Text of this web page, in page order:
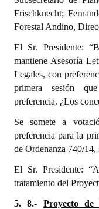
Frischknecht;
Forestal Andino,
El Sr. Presidente:
mantiene Asesoría
Legales, con
primera sesión
preferencia. ¿Los
Se somete a
preferencia para la
de Ordenanza 740/
El Sr. Presidente:
tratamiento del
5. 8.- Proyecto de